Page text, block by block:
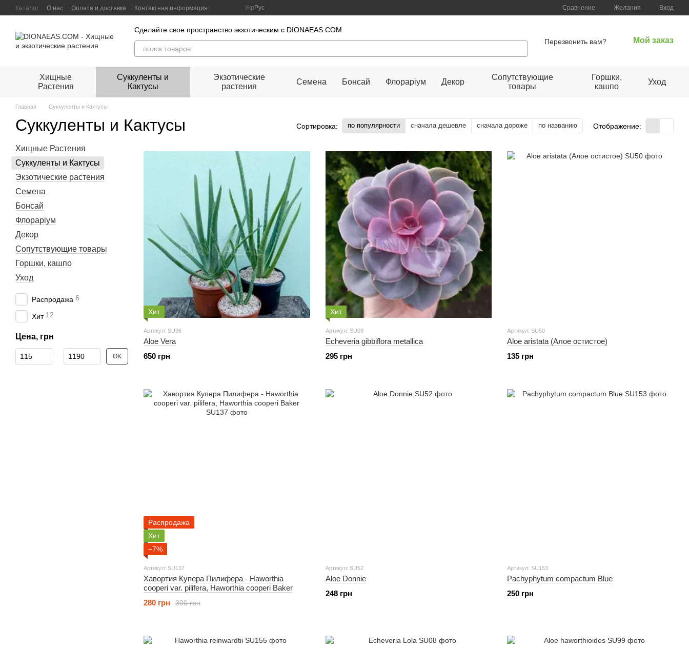
Перейти к основному контенту
Каталог О нас Оплата и доставка Контактная информация Укр Рус Сравнение Желания Вход
Сделайте свое пространство экзотическим с DIONAEAS.COM
Перезвонить вам?
Мой заказ
Хищные
Растения
Суккуленты и
Кактусы
Экзотические
растения
Семена Бонсай Флораріум Декор
Сопутствующие
товары
Горшки,
кашпо
Уход
Главная Суккуленты и Кактусы
Суккуленты и Кактусы Сортировка: по популярности сначала дешевле сначала дороже по названию Отображение:
Хит
Артикул: SU96
Aloe Vera
650 грн
Хит
Артикул: SU09
Echeveria gibbiflora metallica
295 грн
Артикул: SU50
Aloe aristata (Алое остистое)
135 грн
Распродажа
Хит
−7%
Артикул: SU137
Хавортия Купера Пилифера - Haworthia
cooperi var. pilifera, Haworthia cooperi Baker
300 грн
280 грн
Артикул: SU52
Aloe Donnie
248 грн
Артикул: SU153
Pachyphytum compactum Blue
250 грн
Хищные Растения
Суккуленты и Кактусы
Экзотические растения
Семена
Бонсай
Флораріум
Декор
Сопутствующие товары
Горшки, кашпо
Уход
Распродажа 6
Хит 12
Цена, грн
От Цена, грн
До Цена, грн OK